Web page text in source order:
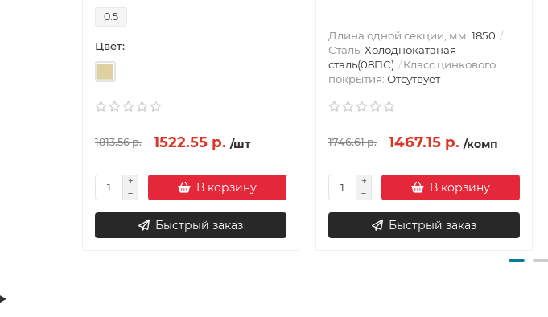
0.5
Цвет:
1813.56 р. 1522.55 р. /шт
В корзину
Быстрый заказ
Длина одной секции, мм: 1850
Сталь: Холоднокатаная
сталь(08ПС)
Класс цинкового
покрытия: Отсутвует
1746.61 р. 1467.15 р. /комп
В корзину
Быстрый заказ